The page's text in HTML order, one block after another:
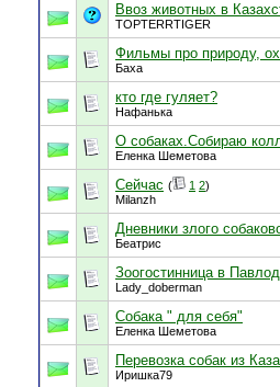
Ввоз животных в
TOPTERRTIGER
Фильмы про природу,
Баха
кто где гуляет?
Нафанька
О собаках.Собираю
Еленка Шеметова
Сейчас ( 1 2)
Milanzh
Дневники злого
Беатрис
Зоогостинница в
Lady_doberman
Собака " для себя"
Еленка Шеметова
Перевозка собак из
Иришка79